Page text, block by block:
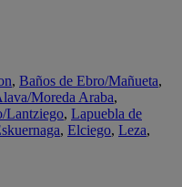
, Baños de Ebro/Mañueta,
Moreda Araba,
Lantziego, Lapuebla de
, Elciego, Leza,